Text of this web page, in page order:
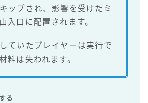
ップされ、影響を受けたミ
入口に配置されます。
ていたプレイヤーは実行で
料は失われます。
る